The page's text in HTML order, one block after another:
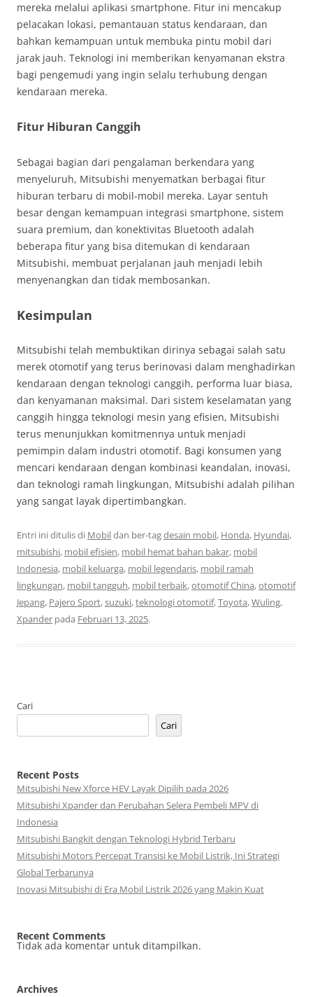
mereka melalui aplikasi smartphone. Fitur ini mencakup
pelacakan lokasi, pemantauan status kendaraan, dan
bahkan kemampuan untuk membuka pintu mobil dari
jarak jauh. Teknologi ini memberikan kenyamanan ekstra
bagi pengemudi yang ingin selalu terhubung dengan
kendaraan mereka.
Fitur Hiburan Canggih
Sebagai bagian dari pengalaman berkendara yang
menyeluruh, Mitsubishi menyematkan berbagai fitur
hiburan terbaru di mobil-mobil mereka. Layar sentuh
besar dengan kemampuan integrasi smartphone, sistem
suara premium, dan konektivitas Bluetooth adalah
beberapa fitur yang bisa ditemukan di kendaraan
Mitsubishi, membuat perjalanan jauh menjadi lebih
menyenangkan dan tidak membosankan.
Kesimpulan
Mitsubishi telah membuktikan dirinya sebagai salah satu
merek otomotif yang terus berinovasi dalam menghadirkan
kendaraan dengan teknologi canggih, performa luar biasa,
dan kenyamanan maksimal. Dari sistem keselamatan yang
canggih hingga teknologi mesin yang efisien, Mitsubishi
terus menunjukkan komitmennya untuk menjadi
pemimpin dalam industri otomotif. Bagi konsumen yang
mencari kendaraan dengan kombinasi keandalan, inovasi,
dan teknologi ramah lingkungan, Mitsubishi adalah pilihan
yang sangat layak dipertimbangkan.
Entri ini ditulis di Mobildan ber-tagdesain mobil, Honda, Hyundai,
mitsubishi, mobil efisien, mobil hemat bahan bakar, mobil
Indonesia, mobil keluarga, mobil legendaris, mobil ramah
lingkungan, mobil tangguh, mobil terbaik,otomotif China,otomotif
Jepang, Pajero Sport,suzuki,teknologi otomotif,Toyota,Wuling,
Xpander pada Februari 13, 2025.
Cari
Cari
Recent Posts
Mitsubishi New Xforce HEV Layak Dipilih pada 2026
Mitsubishi Xpander dan Perubahan Selera Pembeli MPV di
Indonesia
Mitsubishi Bangkit dengan Teknologi Hybrid Terbaru
Mitsubishi Motors Percepat Transisi ke Mobil Listrik, Ini Strategi
Global Terbarunya
Inovasi Mitsubishi di Era Mobil Listrik 2026 yang Makin Kuat
Recent Comments
Tidak ada komentar untuk ditampilkan.
Archives